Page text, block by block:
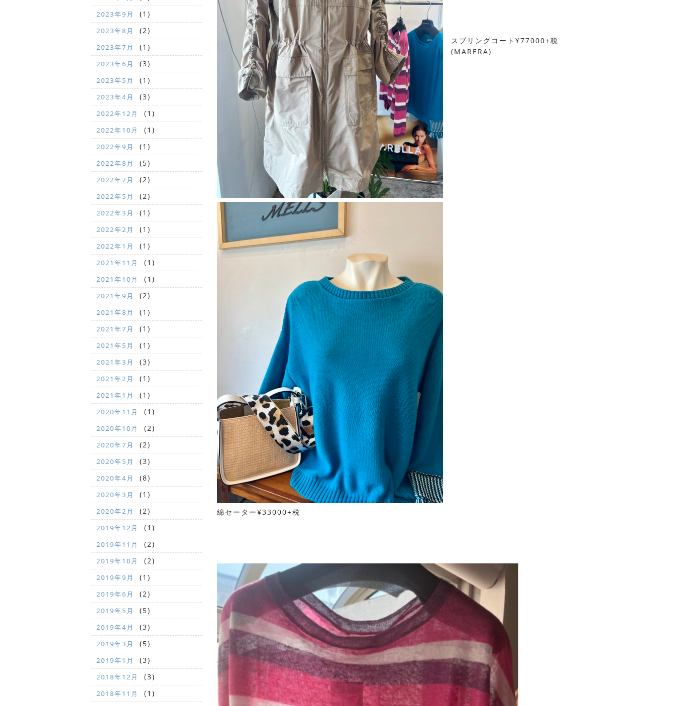
スプリングコート¥77000+税
(MARERA)
綿セーター¥33000+税
2023年9月 (1)
2023年8月 (2)
2023年7月 (1)
2023年6月 (3)
2023年5月 (1)
2023年4月 (3)
2022年12月 (1)
2022年10月 (1)
2022年9月 (1)
2022年8月 (5)
2022年7月 (2)
2022年5月 (2)
2022年3月 (1)
2022年2月 (1)
2022年1月 (1)
2021年11月 (1)
2021年10月 (1)
2021年9月 (2)
2021年8月 (1)
2021年7月 (1)
2021年5月 (1)
2021年3月 (3)
2021年2月 (1)
2021年1月 (1)
2020年11月 (1)
2020年10月 (2)
2020年7月 (2)
2020年5月 (3)
2020年4月 (8)
2020年3月 (1)
2020年2月 (2)
2019年12月 (1)
2019年11月 (2)
2019年10月 (2)
2019年9月 (1)
2019年6月 (2)
2019年5月 (5)
2019年4月 (3)
2019年3月 (5)
2019年1月 (3)
2018年12月 (3)
2018年11月 (1)